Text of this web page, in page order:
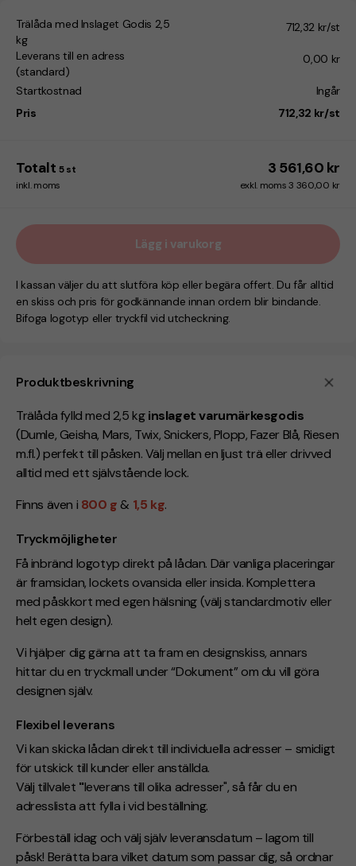
Produktbeskrivning
Trälåda fylld med 2,5 kginslaget varumärkesgodis
(Dumle, Geisha, Mars, Twix, Snickers, Plopp, Fazer Blå, Riesen
m.fl.) perfekt till påsken. Välj mellan en ljust trä eller drivved
alltid med ett självstående lock.
Finns även i 800 g& 1,5 kg.
Tryckmöjligheter
Få inbränd logotyp direkt på lådan. Där vanliga placeringar
är framsidan, lockets ovansida eller insida.Komplettera
med påskkort med egen hälsning (välj standardmotiv eller
helt egen design).
Vi hjälper dig gärna att ta fram en designskiss, annars
hittar du en tryckmall under “Dokument” om du vill göra
designen själv.
Flexibel leverans
Vi kan skicka lådan direkt till individuella adresser – smidigt
för utskick till kunder eller anställda.
Välj tillvalet "leverans till olika adresser", så får du en
adresslista att fylla i vid beställning.
Förbeställ idag och välj själv leveransdatum – lagom till
påsk! Berätta bara vilket datum som passar dig, så ordnar
Trälåda med Inslaget Godis 2,5
kg
712,32 kr/st
Leverans till en adress
(standard)
0,00 kr
Startkostnad
Ingår
Pris
712,32 kr/st
Totalt 5 st 3 561,60 kr
inkl. moms exkl. moms 3 360,00 kr
Lägg i varukorg
I kassan väljer du att slutföra köp eller begära offert. Du får alltid
en skiss och pris för godkännande innan ordern blir bindande.
Bifoga logotyp eller tryckfil vid utcheckning.